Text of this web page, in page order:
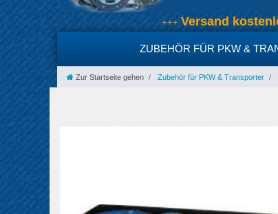
+++Versand
ZUBEHÖR FÜR PKW &
Zur Startseite gehen Zubehör für PKW & Transporter